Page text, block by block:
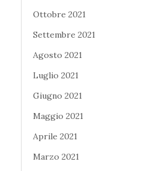
Ottobre 2021
Settembre 2021
Agosto 2021
Luglio 2021
Giugno 2021
Maggio 2021
Aprile 2021
Marzo 2021